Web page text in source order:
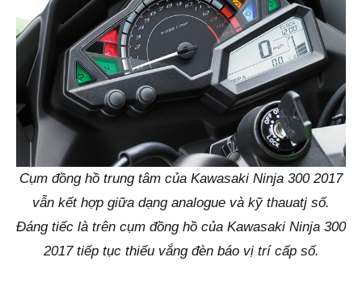
Cụm đồng hồ trung tâm của Kawasaki Ninja 300 2017
vẫn kết hợp giữa dạng analogue và kỹ thauatj số.
Đáng tiếc là trên cụm đồng hồ của Kawasaki Ninja 300
2017 tiếp tục thiếu vắng đèn báo vị trí cấp số.